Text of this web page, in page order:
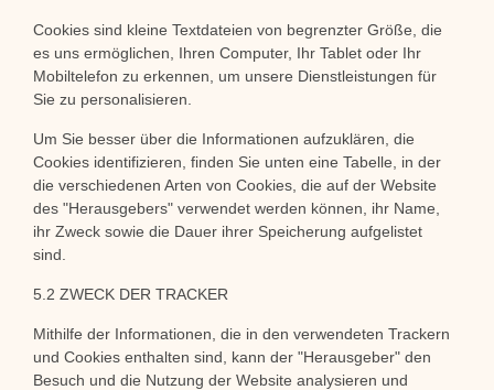
Cookies sind kleine Textdateien von begrenzter Größe, die
es uns ermöglichen, Ihren Computer, Ihr Tablet oder Ihr
Mobiltelefon zu erkennen, um unsere Dienstleistungen für
Sie zu personalisieren.
Um Sie besser über die Informationen aufzuklären, die
Cookies identifizieren, finden Sie unten eine Tabelle, in der
die verschiedenen Arten von Cookies, die auf der Website
des "Herausgebers" verwendet werden können, ihr Name,
ihr Zweck sowie die Dauer ihrer Speicherung aufgelistet
sind.
5.2 ZWECK DER TRACKER
Mithilfe der Informationen, die in den verwendeten Trackern
und Cookies enthalten sind, kann der "Herausgeber" den
Besuch und die Nutzung der Website analysieren und